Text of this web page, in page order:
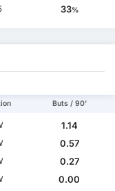
33%
Buts / 90'
1.14
0.57
0.27
0.00